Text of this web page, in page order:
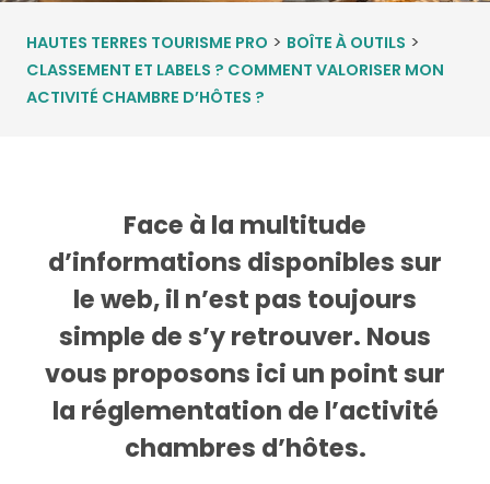
HAUTES TERRES TOURISME PRO > BOÎTE À OUTILS >
CLASSEMENT ET LABELS ? COMMENT VALORISER MON
ACTIVITÉ CHAMBRE D’HÔTES ?
Face à la multitude
d’informations disponibles sur
le web, il n’est pas toujours
simple de s’y retrouver. Nous
vous proposons ici un point sur
la réglementation de l’activité
chambres d’hôtes.